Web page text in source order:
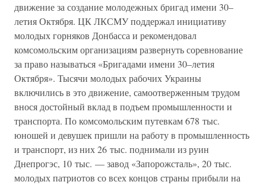
движение за создание молодежных бригад имени 30–
летия Октября. ЦК ЛКСМУ поддержал инициативу
молодых горняков Донбасса и рекомендовал
комсомольским организациям развернуть соревнование
за право называться «Бригадами имени 30–летия
Октября». Тысячи молодых рабочих Украины
включились в это движение, самоотверженным трудом
внося достойный вклад в подъем промышленности и
транспорта. По комсомольским путевкам 678 тыс.
юношей и девушек пришли на работу в промышленность
и транспорт, из них 26 тыс. поднимали из руин
Днепрогэс, 10 тыс. — завод «Запорожсталь», 20 тыс.
молодых патриотов со всех концов страны прибыли на